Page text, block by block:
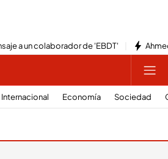
a un colaborador de 'EBDT'
Internacional Economía Sociedad